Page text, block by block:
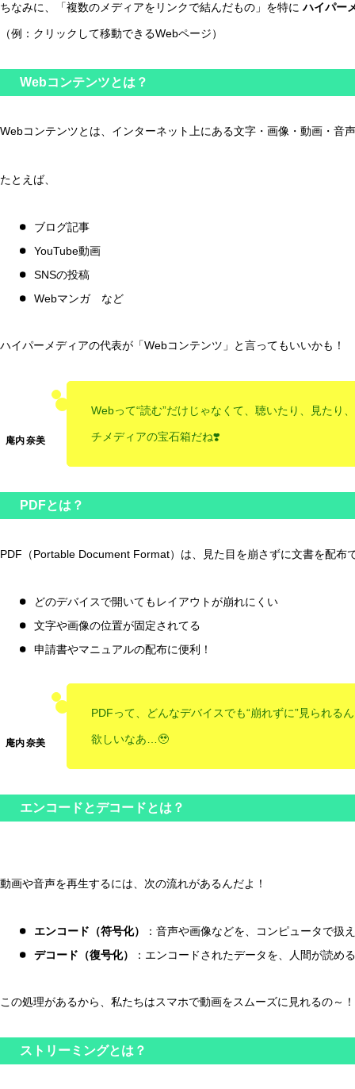
ちなみに、「複数のメディアをリンクで結んだもの」を特にハイパー
（例：クリックして移動できるWebページ）
Webコンテンツとは？
Webコンテンツとは、インターネット上にある文字・画像・動画・音
たとえば、
ブログ記事
YouTube動画
SNSの投稿
Webマンガ など
ハイパーメディアの代表が「Webコンテンツ」と言ってもいいかも！
Webって“読む”だけじゃなくて、聴いたり、見た
チメディアの宝石箱だね❣️
PDFとは？
PDF（Portable Document Format）は、見た目を崩さずに文書を配布
どのデバイスで開いてもレイアウトが崩れにくい
文字や画像の位置が固定されてる
申請書やマニュアルの配布に便利！
PDFって、どんなデバイスでも“崩れずに”見られる
欲しいなあ…🥹
エンコードとデコードとは？
動画や音声を再生するには、次の流れがあるんだよ！
エンコード（符号化）
：音声や画像などを、コンピュータで扱
デコード（復号化）
：エンコードされたデータを、人間が読め
この処理があるから、私たちはスマホで動画をスムーズに見れるの～！
ストリーミングとは？